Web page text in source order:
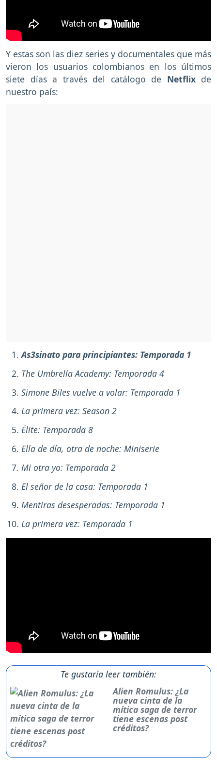
Y estas son las diez series y documentales que más
vieron los usuarios colombianos en los últimos
siete días a través del catálogo de Netflixde
nuestro país:
As3sinato para principiantes: Temporada 1
The Umbrella Academy: Temporada 4
Simone Biles vuelve a volar: Temporada 1
La primera vez: Season 2
Élite: Temporada 8
Ella de día, otra de noche: Miniserie
Mi otra yo: Temporada 2
El señor de la casa: Temporada 1
Mentiras desesperadas: Temporada 1
La primera vez: Temporada 1
Te gustaría leer también:
Alien Romulus: ¿La
nueva cinta de la
mítica saga de terror
tiene escenas post
créditos?